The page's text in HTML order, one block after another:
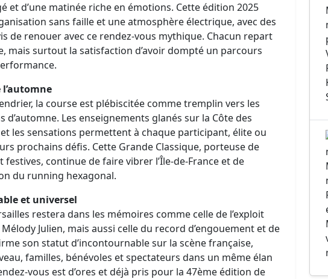
et d’une matinée riche en émotions. Cette édition 2025
sans faille et une atmosphère électrique, avec des
de renouer avec ce rendez-vous mythique. Chacun repart
mais surtout la satisfaction d’avoir dompté un parcours
l’automne
la course est plébiscitée comme tremplin vers les
Les enseignements glanés sur la Côte des
les sensations permettent à chaque participant, élite ou
prochains défis. Cette Grande Classique, porteuse de
continue de faire vibrer l’Île-de-France et de
du running hexagonal.
et universel
restera dans les mémoires comme celle de l’exploit
Julien, mais aussi celle du record d’engouement et de
son statut d’incontournable sur la scène française,
familles, bénévoles et spectateurs dans un même élan
vous est d’ores et déjà pris pour la 47ème édition de